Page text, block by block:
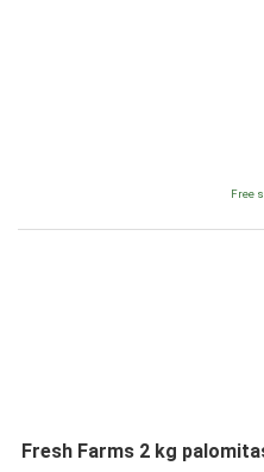
Free
Fresh Farms 2 kg